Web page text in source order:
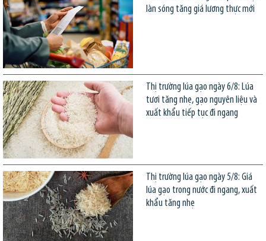
làn sóng tăng giá lương thực mới
Thị trường lúa gạo ngày 6/8: Lúa
tươi tăng nhẹ, gạo nguyên liệu và
xuất khẩu tiếp tục đi ngang
Thị trường lúa gạo ngày 5/8: Giá
lúa gạo trong nước đi ngang, xuất
khẩu tăng nhẹ